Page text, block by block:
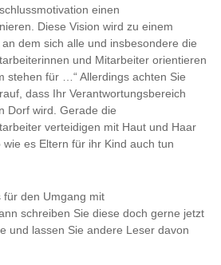
einen
Diese Vision wird zu einem
dem sich alle und insbesondere die
und Mitarbeiter orientieren
stehen für …“ Allerdings achten Sie
dass Ihr Verantwortungsbereich
Dorf wird. Gerade die
verteidigen mit Haut und Haar
es Eltern für ihr Kind auch tun
für den Umgang mit
schreiben Sie diese doch gerne jetzt
und lassen Sie andere Leser davon